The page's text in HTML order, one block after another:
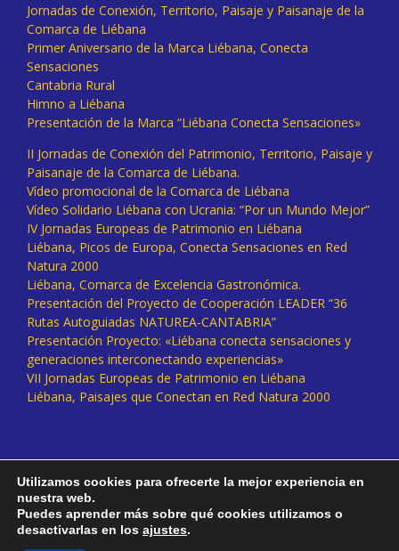
Jornadas de Conexión, Territorio, Paisaje y Paisanaje de la
Comarca de Liébana
Primer Aniversario de la Marca Liébana, Conecta
Sensaciones
Cantabria Rural
Himno a Liébana
Presentación de la Marca “Liébana Conecta Sensaciones»
II Jornadas de Conexión del Patrimonio, Territorio, Paisaje y
Paisanaje de la Comarca de Liébana.
Vídeo promocional de la Comarca de Liébana
Vídeo Solidario Liébana con Ucrania: “Por un Mundo Mejor”
IV Jornadas Europeas de Patrimonio en Liébana
Liébana, Picos de Europa, Conecta Sensaciones en Red
Natura 2000
Liébana, Comarca de Excelencia Gastronómica.
Presentación del Proyecto de Cooperación LEADER “36
Rutas Autoguiadas NATUREA-CANTABRIA”
Presentación Proyecto: «Liébana conecta sensaciones y
generaciones interconectando experiencias»
VII Jornadas Europeas de Patrimonio en Liébana
Liébana, Paisajes que Conectan en Red Natura 2000
Utilizamos cookies para ofrecerte la mejor experiencia en
nuestra web.
Puedes aprender más sobre qué cookies utilizamos o
desactivarlas en los ajustes.